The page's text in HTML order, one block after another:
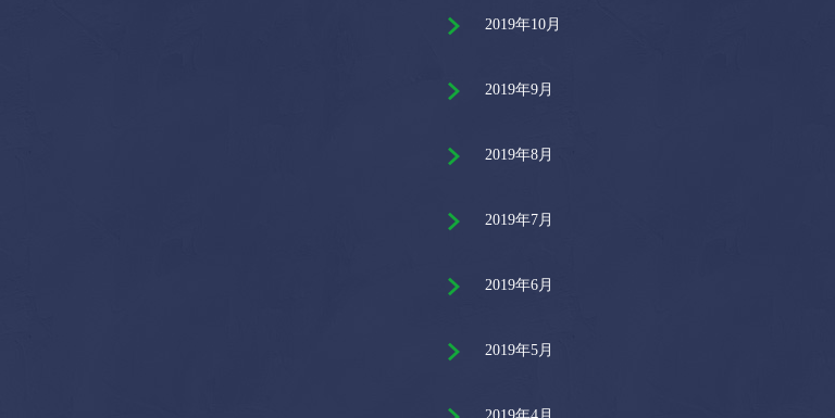
2019年10月
2019年9月
2019年8月
2019年7月
2019年6月
2019年5月